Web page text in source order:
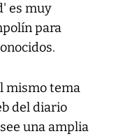
es muy
para
mismo tema
del diario
una amplia